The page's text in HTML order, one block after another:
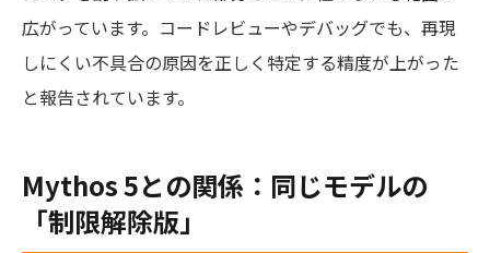
広がっています。コードレビューやデバッグでも、再現
しにくい不具合の原因を正しく特定する精度が上がった
と報告されています。
Mythos 5との関係：同じモデルの
「制限解除版」